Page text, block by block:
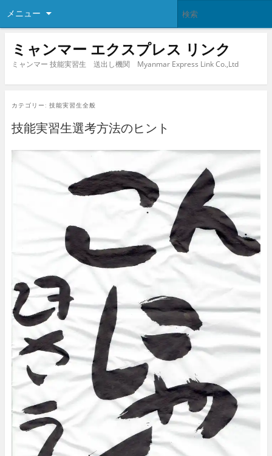
メニュー
ミャンマー エクスプレス リンク
ミャンマー 技能実習生 送出し機関 Myanmar Express Link Co.,Ltd
カテゴリー: 技能実習生全般
技能実習生選考方法のヒント